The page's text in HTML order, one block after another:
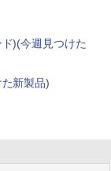
)(今週見つけた
新製品)